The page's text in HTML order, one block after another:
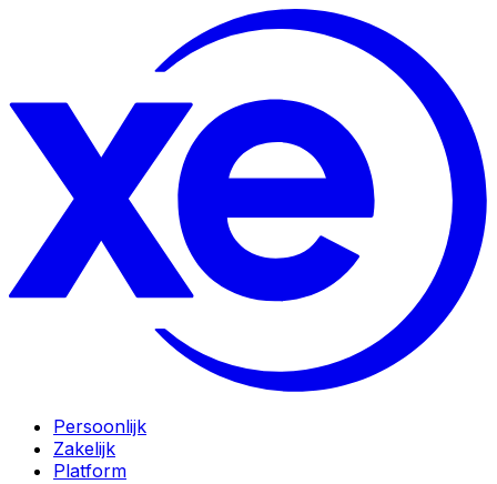
Persoonlijk
Zakelijk
Platform